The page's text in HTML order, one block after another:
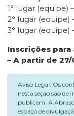
1° lugar (equipe)
2° lugar (equipe)
3° lugar (equipe)
Inscrições
– A partir de 27/
Aviso Legal: Os
nesta seção são de
publicam. A
espaço de